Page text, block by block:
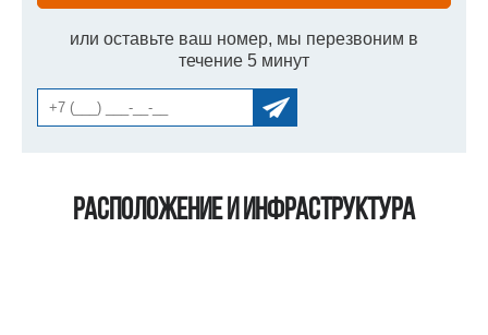
или оставьте ваш номер, мы перезвоним в
течение 5 минут
Расположение и инфраструктура